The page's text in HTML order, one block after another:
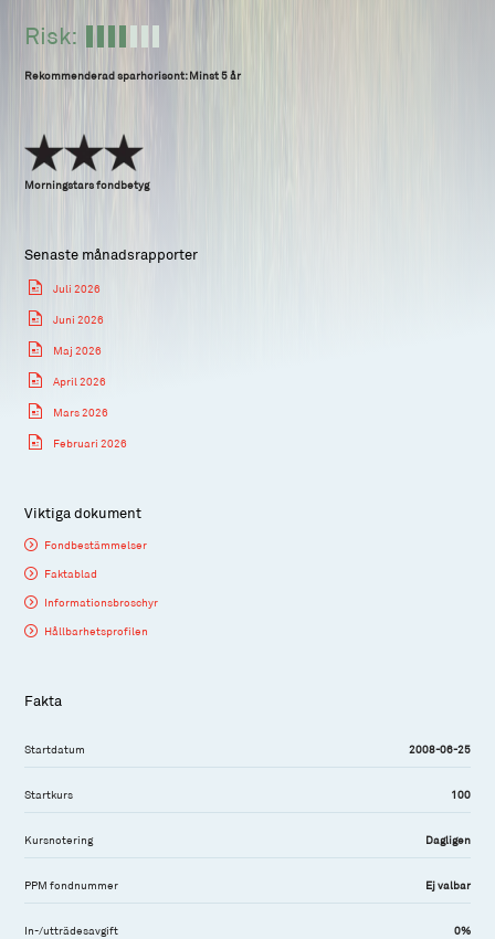
Risk:
Rekommenderad sparhorisont: Minst 5 år
Morningstars fondbetyg
Senaste månadsrapporter
Juli 2026
Juni 2026
Maj 2026
April 2026
Mars 2026
Februari 2026
Viktiga dokument
Fondbestämmelser
Faktablad
Informationsbroschyr
Hållbarhetsprofilen
Fakta
Startdatum 2008-06-25
Startkurs 100
Kursnotering Dagligen
PPM fondnummer Ej valbar
In-/utträdesavgift 0%